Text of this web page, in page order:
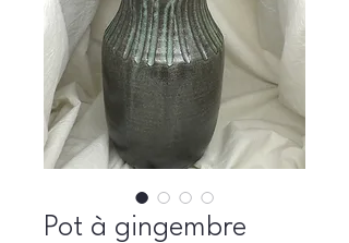
Pot à gingembre